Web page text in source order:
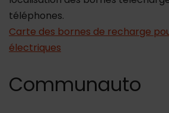
téléphones.
Carte des bornes de recharge
électriques
Communauto